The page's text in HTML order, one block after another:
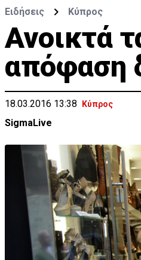
Ειδήσεις Κύπρος
Ανοικτά
απόφαση
18.03.2016 13:38 Κύπρος
SigmaLive